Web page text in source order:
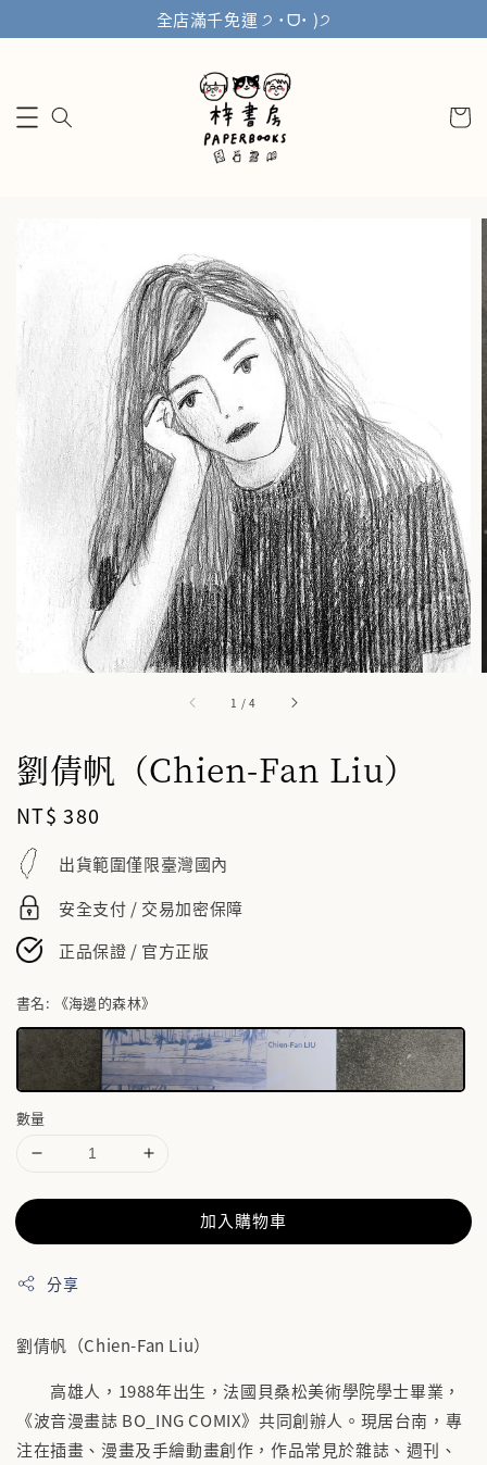
全店滿千免運 ੭ ˙ᗜ˙ )੭
1 /4
劉倩帆（Chien-Fan Liu）
Regular
price
NT$ 380
出貨範圍僅限臺灣國內
安全支付 / 交易加密保障
正品保證 / 官方正版
書名: 《海邊的森林》
數量
加入購物車
分享
劉倩帆（Chien-Fan Liu）
高雄人，1988年出生，法國貝桑松美術學院學士畢業，
《波音漫畫誌 BO_ING COMIX》共同創辦人。現居台南，專
注在插畫、漫畫及手繪動畫創作，作品常見於雜誌、週刊、